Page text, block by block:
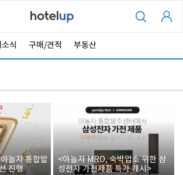
식 구매/견적 부동산
놀자 통합발
진행
<야놀자 MRO, 숙박업소 위한 삼
성전자 가전제품 특가 개시>